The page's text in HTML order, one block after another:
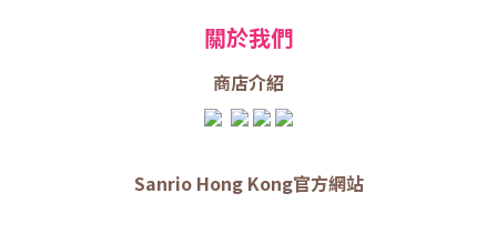
關於我們
商店介紹
Sanrio Hong Kong官方網站